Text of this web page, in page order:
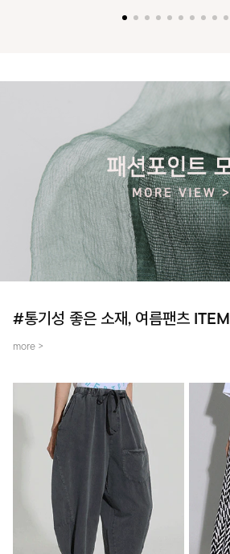
#통기성 좋은 소재, 여름팬츠 ITEM
more >